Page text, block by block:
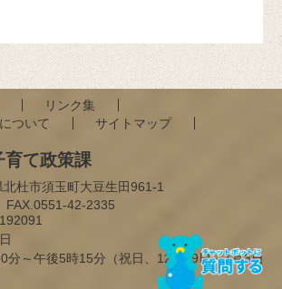
リンク集
ついて
サイトマップ
て政策課
杜市須玉町大豆生田961-1
42-2335
分～午後5時15分（祝日、12月29日～1月3日